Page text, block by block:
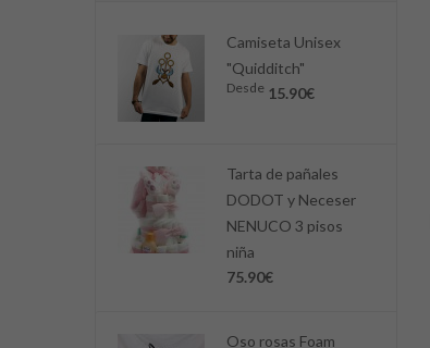
Camiseta Unisex
"Quidditch"
Desde 15.90€
Tarta de pañales
DODOT y Neceser
NENUCO 3 pisos
niña
75.90€
Oso rosas Foam